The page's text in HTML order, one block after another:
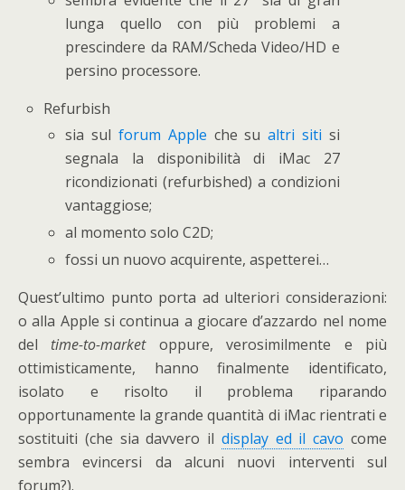
lunga quello con più problemi a
prescindere da RAM/Scheda Video/HD e
persino processore.
Refurbish
sia sul forum Apple che sualtri siti si
segnala la disponibilità di iMac 27
ricondizionati (refurbished) a condizioni
vantaggiose;
al momento solo C2D;
fossi un nuovo acquirente, aspetterei…
Quest’ultimo punto porta ad ulteriori considerazioni:
o alla Apple si continua a giocare d’azzardo nel nome
del time-to-marketoppure, verosimilmente e più
ottimisticamente, hanno finalmente identificato,
isolato e risolto il problema riparando
opportunamente la grande quantità di iMac rientrati e
sostituiti (che sia davvero il display ed il cavo come
sembra evincersi da alcuni nuovi interventi sul
forum?).